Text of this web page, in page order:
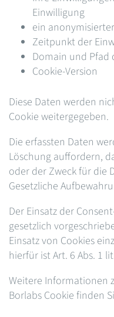
Einwilligung
ein
Zeitpunkt der
Domain und Pfad
Cookie-Version
Diese Daten werden
Cookie weitergegeben.
Die erfassten Daten
Löschung auffordern,
oder der Zweck für die
Gesetzliche
Der Einsatz der
gesetzlich
Einsatz von Cookies
hierfür ist Art. 6 Abs. 1
Weitere Informationen
Borlabs Cookie finden